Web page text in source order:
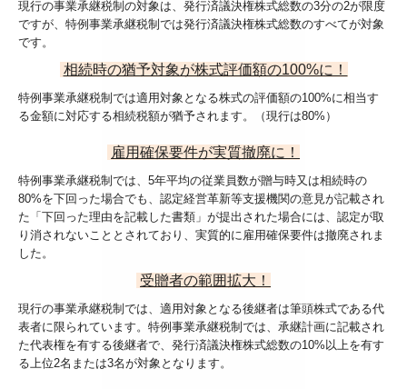
現行の事業承継税制の対象は、発行済議決権株式総数の3分の2が限度
ですが、特例事業承継税制では発行済議決権株式総数のすべてが対象
です。
相続時の猶予対象が株式評価額の100%に！
特例事業承継税制では適用対象となる株式の評価額の100%に相当す
る金額に対応する相続税額が猶予されます。（現行は80%）
雇用確保要件が実質撤廃に！
特例事業承継税制では、5年平均の従業員数が贈与時又は相続時の
80%を下回った場合でも、認定経営革新等支援機関の意見が記載され
た「下回った理由を記載した書類」が提出された場合には、認定が取
り消されないこととされており、実質的に雇用確保要件は撤廃されま
した。
受贈者の範囲拡大！
現行の事業承継税制では、適用対象となる後継者は筆頭株式である代
表者に限られています。特例事業承継税制では、承継計画に記載され
た代表権を有する後継者で、発行済議決権株式総数の10%以上を有す
る上位2名または3名が対象となります。